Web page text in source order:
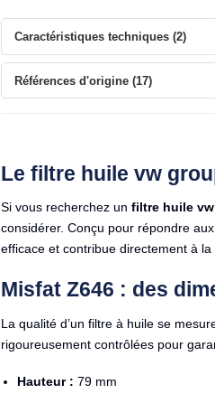
Caractéristiques techniques (2)
Références d'origine (17)
Le filtre huile vw
Si vous recherchez un filtre huile
considérer. Conçu pour répondre
efficace et contribue directement à
Misfat Z646 : des
La qualité d’un filtre à huile se
rigoureusement contrôlées pour
Hauteur : 79 mm